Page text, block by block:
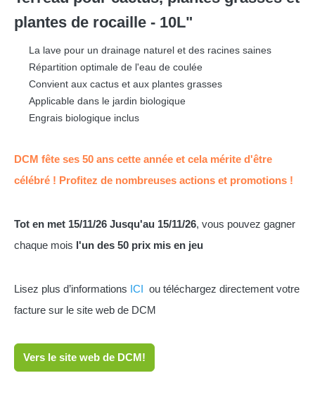
plantes de rocaille - 10L"
La lave pour un drainage naturel et des racines saines
Répartition optimale de l'eau de coulée
Convient aux cactus et aux plantes grasses
Applicable dans le jardin biologique
Engrais biologique inclus
DCM fête ses 50 ans cette année et cela mérite d'être
célébré ! Profitez de nombreuses actions et promotions !
Tot en met 15/11/26 Jusqu'au 15/11/26, vous pouvez gagner
chaque mois l'un des 50 prix mis en jeu
Lisez plus d’informations ICI ou téléchargez directement votre
facture sur le site web de DCM
Vers le site web de DCM!